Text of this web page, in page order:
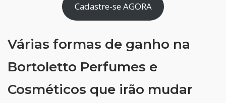
Cadastre-se AGORA
Várias formas de ganho na
Bortoletto Perfumes e
Cosméticos que irão mudar